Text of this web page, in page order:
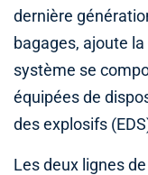
dernière
bagages, ajoute
système se
équipées de
des explosifs
Les deux lignes